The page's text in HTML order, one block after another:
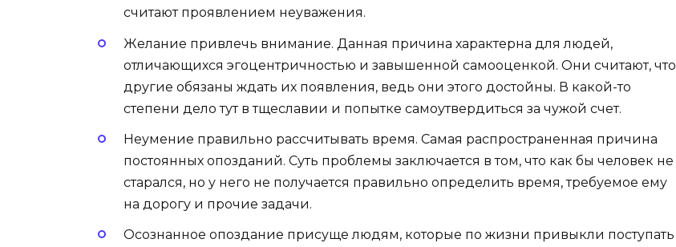
считают проявлением неуважения.
Желание привлечь внимание. Данная причина характерна для людей,
отличающихся эгоцентричностью и завышенной самооценкой. Они считают, что
другие обязаны ждать их появления, ведь они этого достойны. В какой-то
степени дело тут в тщеславии и попытке самоутвердиться за чужой счет.
Неумение правильно рассчитывать время. Самая распространенная причина
постоянных опозданий. Суть проблемы заключается в том, что как бы человек не
старался, но у него не получается правильно определить время, требуемое ему
на дорогу и прочие задачи.
Осознанное опоздание присуще людям, которые по жизни привыкли поступать